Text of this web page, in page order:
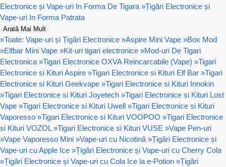
Electronice și Vape-uri In Forma De Tigara »Țigări Electronice și
Vape-uri In Forma Patrata
Arată Mai Mult
»Toate: Vape-uri și Țigări Electronice »Aspire Mini Vape »Box Mod
»Elfbar Mini Vape »Kit-uri tigari electronice »Mod-uri De Tigari
Electronica »Tigari Electronice OXVA Reincarcabile (Vape) »Tigari
Electronice si Kituri Aspire »Tigari Electronice si Kituri Elf Bar »Tigari
Electronice si Kituri Geekvape »Tigari Electronice si Kituri Innokin
»Tigari Electronice si Kituri Joyetech »Tigari Electronice si Kituri Lost
Vape »Tigari Electronice si Kituri Uwell »Tigari Electronice si Kituri
Vaporesso »Tigari Electronice si Kituri VOOPOO »Tigari Electronice
si Kituri VOZOL »Tigari Electronice si Kituri VUSE »Vape Pen-uri
»Vape Vaporesso Mini »Vape-uri cu Nicotină »Țigări Electronice și
Vape-uri cu Apple Ice »Țigări Electronice și Vape-uri cu Cherry Cola
»Țigări Electronice și Vape-uri cu Cola Ice la e-Potion »Țigări